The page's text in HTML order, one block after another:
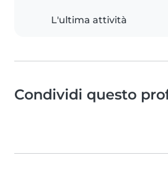
L'ultima attività
Condividi questo